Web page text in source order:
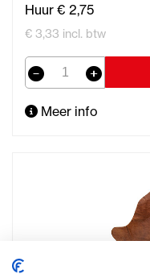
Huur € 2,75
€ 3,33 incl. btw
Meer info